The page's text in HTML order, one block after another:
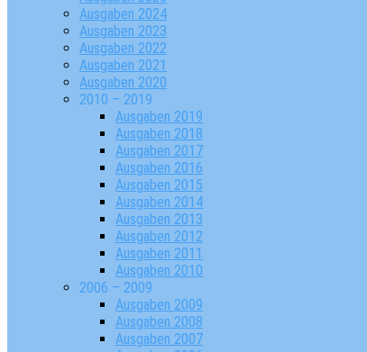
Ausgaben 2024
Ausgaben 2023
Ausgaben 2022
Ausgaben 2021
Ausgaben 2020
2010 – 2019
Ausgaben 2019
Ausgaben 2018
Ausgaben 2017
Ausgaben 2016
Ausgaben 2015
Ausgaben 2014
Ausgaben 2013
Ausgaben 2012
Ausgaben 2011
Ausgaben 2010
2006 – 2009
Ausgaben 2009
Ausgaben 2008
Ausgaben 2007